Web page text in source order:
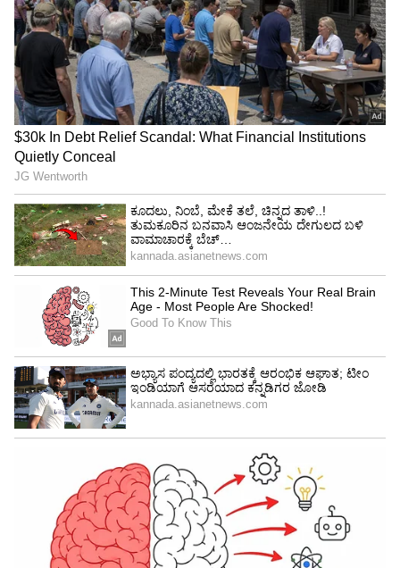
• ಅಗತ್ಯಗಳ (Need) ಬಗ್ಗೆ ಸುಮ್ಮನಿರುವುದು
ನಿಮ್ಮ ಸಂಗಾತಿ ಹೇಗಿರಬೇಕು ಎನ್ನುವ ಕಲ್ಪನೆ ನಿಮಗಿದೆ.
ಅದನ್ನು ವ್ಯಕ್ತಪಡಿಸುವುದು ಉತ್ತಮ. ಒಂದೊಮ್ಮೆ ನಿಮ್ಮ ವೃತ್ತಿಗೆ
ಸ್ಪಂದಿಸುವ ಸಂಗಾತಿ ಅಗತ್ಯ ಎನ್ನುವುದು ನಿಮ್ಮ ಬಲವಾದ
ಭಾವನೆಯಾಗಿದ್ದರೆ (Feeli) ಅದನ್ನು ಸ್ಪಷ್ಟವಾಗಿ
ತಿಳಿಯಪಡಿಸಬೇಕು. ಅಗತ್ಯಗಳ ಬಗ್ಗೆ ಸುಮ್ಮನಿದ್ದರೆ ಸೂಕ್ತ